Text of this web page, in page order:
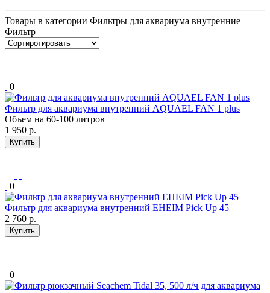
Товары в категории Фильтры для аквариума внутренние
Фильтр
0
Фильтр для аквариума внутренний AQUAEL FAN 1 plus
Объем на 60-100 литров
1 950 р.
Купить
0
Фильтр для аквариума внутренний EHEIM Pick Up 45
2 760 р.
Купить
0